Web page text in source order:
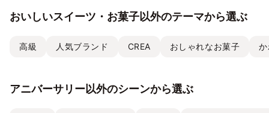
おいしいスイーツ・お菓子以外のテーマから選ぶ
高級 人気ブランド CREA おしゃれなお菓子
アニバーサリー以外のシーンから選ぶ